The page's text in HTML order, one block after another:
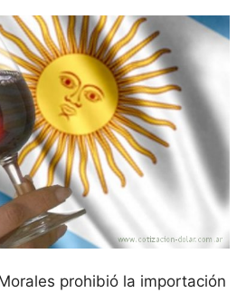
prohibió la importación